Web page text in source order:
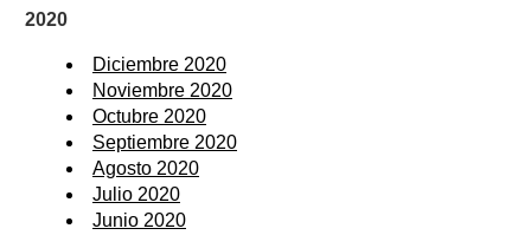
2020
Diciembre 2020
Noviembre 2020
Octubre 2020
Septiembre 2020
Agosto 2020
Julio 2020
Junio 2020